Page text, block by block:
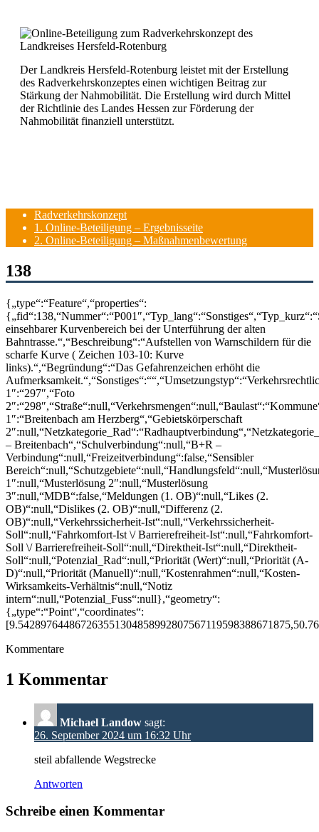
Der Landkreis Hersfeld-Rotenburg leistet mit der Erstellung
des Radverkehrskonzeptes einen wichtigen Beitrag zur
Stärkung der Nahmobilität. Die Erstellung wird durch Mittel
der Richtlinie des Landes Hessen zur Förderung der
Nahmobilität finanziell unterstützt.
Radverkehrskonzept
1. Online-Beteiligung – Ergebnisseite
2. Online-Beteiligung – Maßnahmenbewertung
138
{„type“:“Feature“,“properties“:
einsehbarer Kurvenbereich bei der Unterführung der alten
Bahntrasse.“,“Beschreibung“:“Aufstellen von Warnschildern für die
scharfe Kurve ( Zeichen 103-10: Kurve
links).“,“Begründung“:“Das Gefahrenzeichen erhöht die
1″:“297″,“Foto
1″:“Breitenbach am Herzberg“,“Gebietskörperschaft
– Breitenbach“,“Schulverbindung“:null,“B+R –
Verbindung“:null,“Freizeitverbindung“:false,“Sensibler
1″:null,“Musterlösung 2″:null,“Musterlösung
3″:null,“MDB“:false,“Meldungen (1. OB)“:null,“Likes (2.
OB)“:null,“Dislikes (2. OB)“:null,“Differenz (2.
OB)“:null,“Verkehrssicherheit-Ist“:null,“Verkehrssicherheit-
Soll“:null,“Fahrkomfort-Ist \/ Barrierefreiheit-Ist“:null,“Fahrkomfort-
Soll \/ Barrierefreiheit-Soll“:null,“Direktheit-Ist“:null,“Direktheit-
Soll“:null,“Potenzial_Rad“:null,“Priorität (Wert)“:null,“Priorität (A-
D)“:null,“Priorität (Manuell)“:null,“Kostenrahmen“:null,“Kosten-
Wirksamkeits-Verhältnis“:null,“Notiz
intern“:null,“Potenzial_Fuss“:null},“geometry“:
{„type“:“Point“,“coordinates“:
Kommentare
1 Kommentar
Michael Landow sagt:
26. September 2024 um 16:32 Uhr
steil abfallende Wegstrecke
Antworten
Schreibe einen Kommentar